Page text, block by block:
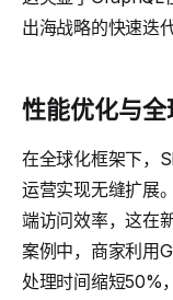
出海战略的快速迭代
性能优化与
在全球化框架下，
运营实现无缝扩展
端访问效率，这在
案例中，商家利用
处理时间缩短50%